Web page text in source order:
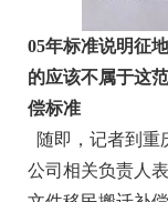
05年标准说明征
的应该不属于这
偿标准
随即，记者到重
公司相关负责人